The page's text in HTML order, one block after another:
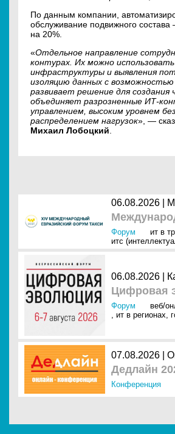
По данным компании,
обслуживание подвижного
на 20%.
«Отдельное направление
контурах. Их можно
инфраструктуры и выявления
изоляцию данных с
развивает решение для создания
объединяет разрозненные ИТ-
управлением, высоким уровнем
распределением нагрузок», —
Михаил Лобоцкий
06.08.2026 |
Форум ит в
итс
06.08.2026 |
Цифровая
Форум веб/
, ит в регионах,
07.08.2026 |
Дедлайн
Конференция